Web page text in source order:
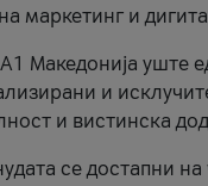
маркетинг и
Македонија уште
и
и вистинска
се достапни